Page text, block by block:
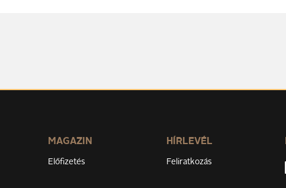
MAGAZIN
Előfizetés
HÍRLEVÉL
Feliratkozás